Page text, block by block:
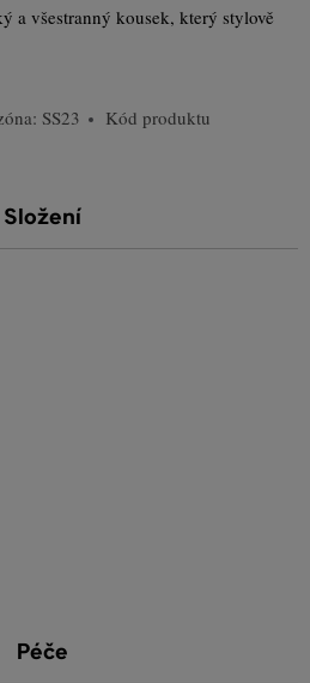
a všestranný kousek, který stylově
SS23
Kód produktu
Složení
Péče